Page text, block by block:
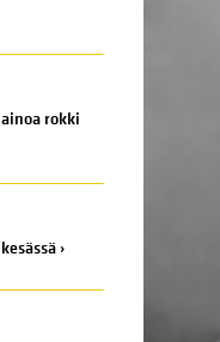
rokki
›